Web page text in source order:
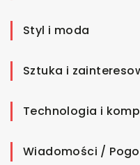
Styl i moda
Sztuka i
Technologia i
Wiadomości /